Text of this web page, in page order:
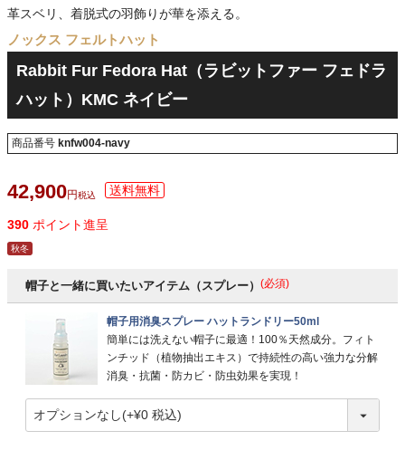
革スベリ、着脱式の羽飾りが華を添える。
ノックス フェルトハット
Rabbit Fur Fedora Hat（ラビットファー フェドラ
ハット）KMC ネイビー
商品番号 knfw004-navy
42,900 税込
390 ポイント進呈
秋冬
帽子と一緒に買いたいアイテム（スプレー） (必須)
帽子用消臭スプレー ハットランドリー50ml
簡単には洗えない帽子に最適！100％天然成分。フィト
ンチッド（植物抽出エキス）で持続性の高い強力な分解
消臭・抗菌・防カビ・防虫効果を実現！